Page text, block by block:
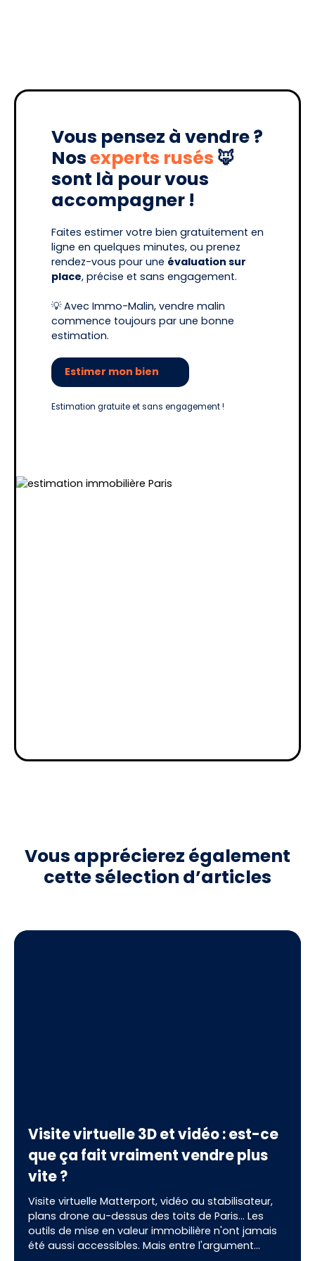
Vous pensez à vendre ?
Nosexperts rusés 🦊
sont là pour vous
accompagner !
Faites estimer votre bien gratuitement en
ligne en quelques minutes, ou prenez
rendez-vous pour une évaluation sur
place, précise et sans engagement.
💡 Avec Immo-Malin, vendre malin
commence toujours par une bonne
estimation.
Estimer mon bien
Estimation gratuite et sans engagement !
Vous apprécierez également
cette sélection d’articles
Visite virtuelle 3D et vidéo : est-ce
que ça fait vraiment vendre plus
vite ?
Visite virtuelle Matterport, vidéo au stabilisateur,
plans drone au-dessus des toits de Paris… Les
outils de mise en valeur immobilière n'ont jamais
été aussi accessibles. Mais entre l'argument